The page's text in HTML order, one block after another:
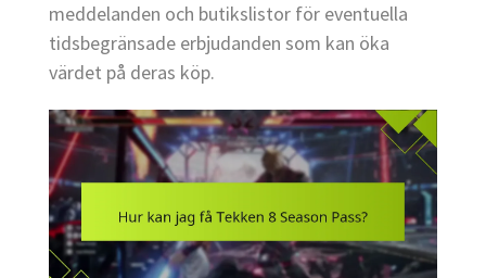
meddelanden och butikslistor för eventuella
tidsbegränsade erbjudanden som kan öka
värdet på deras köp.